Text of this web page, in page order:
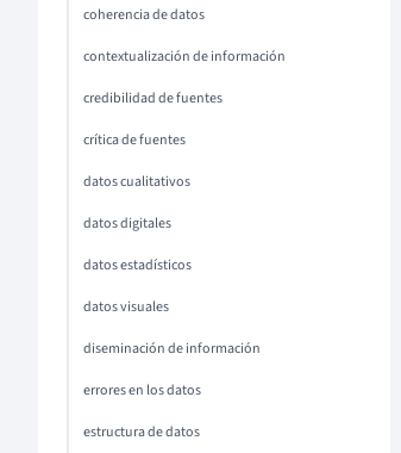
coherencia de datos
contextualización de información
credibilidad de fuentes
crítica de fuentes
datos cualitativos
datos digitales
datos estadísticos
datos visuales
diseminación de información
errores en los datos
estructura de datos